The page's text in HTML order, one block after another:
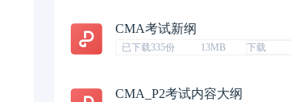
CMA考试新纲
已下载335份 13MB 下载
CMA_P2考试内容大纲